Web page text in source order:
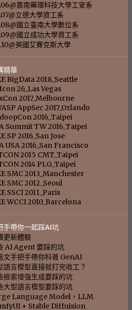
嘉南藥理科技大學工安系
立德大學資工系
國立臺南大學數位系
國立成功大學資工系
英國艾賽克斯大學
精華
BigData 2018_Seattle
26_Las Vegas
2017_Melbourne
AppSec 2017_Orlando
2016_Taipei
Summit TW 2016_Taipei
SP 2016_San Jose
USA 2016_San Francisco
2015 CMT_Taipei
2014 PLG_Taipei
SMC 2013_Manchester
SMC 2012_Seoul
SSCI 2011_Paris
WCCI 2010_Barcelona
手帶你一起踩AI坑
更新體驗
AI Agent 要踩的坑
文手把手帶你科普 GenAI
語言模型直接就打完收工？
檢索增強生成要踩的坑
大型語言模型要踩的坑
Language Model，LLM
+ Stable Diffuision